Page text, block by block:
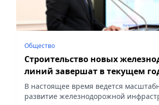
Общество
Строительство новых
линий завершат в текущем
В настоящее время ведется
развитие железнодорожной